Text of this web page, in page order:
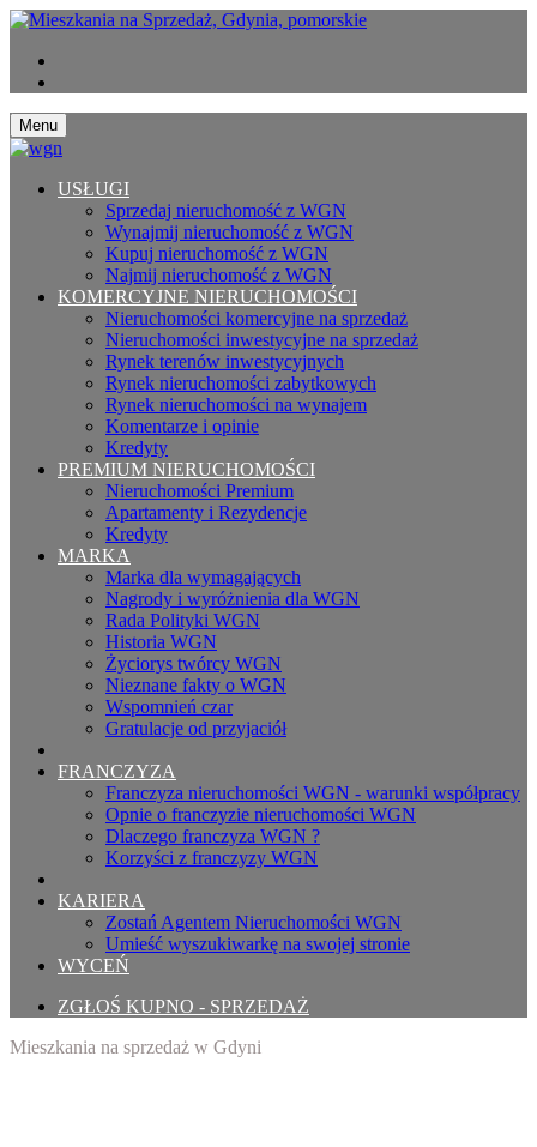
Menu
USŁUGI
Sprzedaj nieruchomość z WGN
Wynajmij nieruchomość z WGN
Kupuj nieruchomość z WGN
Najmij nieruchomość z WGN
KOMERCYJNE NIERUCHOMOŚCI
Nieruchomości komercyjne na sprzedaż
Nieruchomości inwestycyjne na sprzedaż
Rynek terenów inwestycyjnych
Rynek nieruchomości zabytkowych
Rynek nieruchomości na wynajem
Komentarze i opinie
Kredyty
PREMIUM NIERUCHOMOŚCI
Nieruchomości Premium
Apartamenty i Rezydencje
Kredyty
MARKA
Marka dla wymagających
Nagrody i wyróżnienia dla WGN
Rada Polityki WGN
Historia WGN
Życiorys twórcy WGN
Nieznane fakty o WGN
Wspomnień czar
Gratulacje od przyjaciół
FRANCZYZA
Franczyza nieruchomości WGN - warunki współpracy
Opnie o franczyzie nieruchomości WGN
Dlaczego franczyza WGN ?
Korzyści z franczyzy WGN
KARIERA
Zostań Agentem Nieruchomości WGN
Umieść wyszukiwarkę na swojej stronie
WYCEŃ
ZGŁOŚ KUPNO - SPRZEDAŻ
Mieszkania na sprzedaż w Gdyni